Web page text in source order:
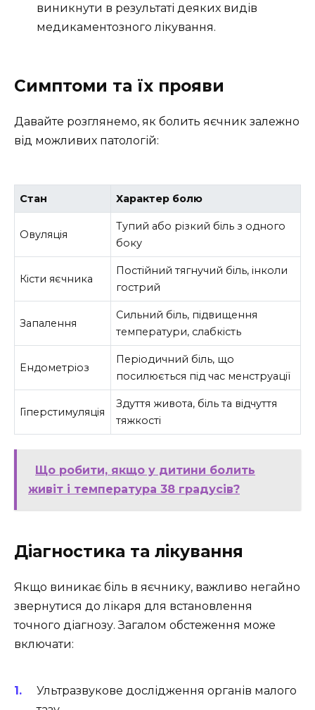
виникнути в результаті деяких видів
медикаментозного лікування.
Симптоми та їх прояви
Давайте розглянемо, як болить яєчник залежно
від можливих патологій:
Стан Характер болю
Овуляція
Тупий або різкий біль з одного
боку
Кісти яєчника
Постійний тягнучий біль, інколи
гострий
Запалення
Сильний біль, підвищення
температури, слабкість
Ендометріоз
Періодичний біль, що
посилюється під час менструації
Гіперстимуляція
Здуття живота, біль та відчуття
тяжкості
Що робити, якщо у дитини болить
живіт і температура 38 градусів?
Діагностика та лікування
Якщо виникає біль в яєчнику, важливо негайно
звернутися до лікаря для встановлення
точного діагнозу. Загалом обстеження може
включати:
Ультразвукове дослідження органів малого